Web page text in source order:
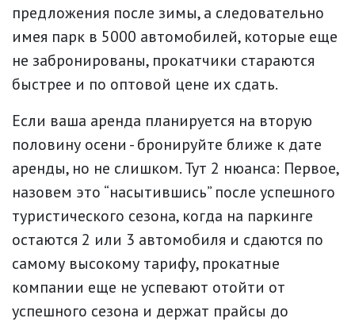
предложения после зимы, а следовательно
имея парк в 5000 автомобилей, которые еще
не забронированы, прокатчики стараются
быстрее и по оптовой цене их сдать.
Если ваша аренда планируется на вторую
половину осени - бронируйте ближе к дате
аренды, но не слишком. Тут 2 нюанса: Первое,
назовем это “насытившись” после успешного
туристического сезона, когда на паркинге
остаются 2 или 3 автомобиля и сдаются по
самому высокому тарифу, прокатные
компании еще не успевают отойти от
успешного сезона и держат прайсы до